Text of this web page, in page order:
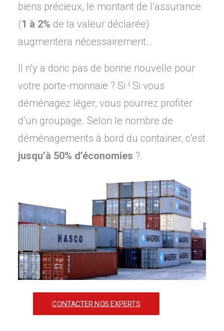
biens précieux, le montant de l’assurance
(1 à 2% de la valeur déclarée)
augmentera nécessairement…
Il n’y a donc pas de bonne nouvelle pour
votre porte-monnaie ? Si ! Si vous
déménagez léger, vous pourrez profiter
d’un groupage. Selon le nombre de
déménagements à bord du container, c’est
jusqu’à 50% d’économies ?.
CONTACTER NOS EXPERTS